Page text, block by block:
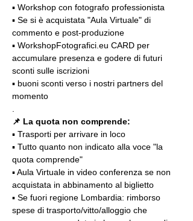
▪️ Workshop con fotografo professionista
▪️ Se si è acquistata "Aula Virtuale" di
commento e post-produzione
▪️ WorkshopFotografici.eu CARD per
accumulare presenza e godere di futuri
sconti sulle iscrizioni
▪️ buoni sconti verso i nostri partners del
momento
📌 La quota non comprende:
▪️ Trasporti per arrivare in loco
▪️ Tutto quanto non indicato alla voce "la
quota comprende"
▪️ Aula Virtuale in video conferenza se non
acquistata in abbinamento al biglietto
▪️ Se fuori regione Lombardia: rimborso
spese di trasporto/vitto/alloggio che